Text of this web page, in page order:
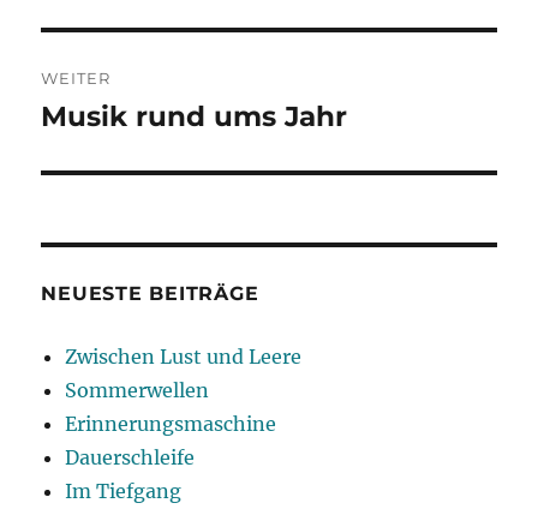
WEITER
Nächster
Musik rund ums Jahr
NEUESTE BEITRÄGE
Zwischen Lust und Leere
Sommerwellen
Erinnerungsmaschine
Dauerschleife
Im Tiefgang